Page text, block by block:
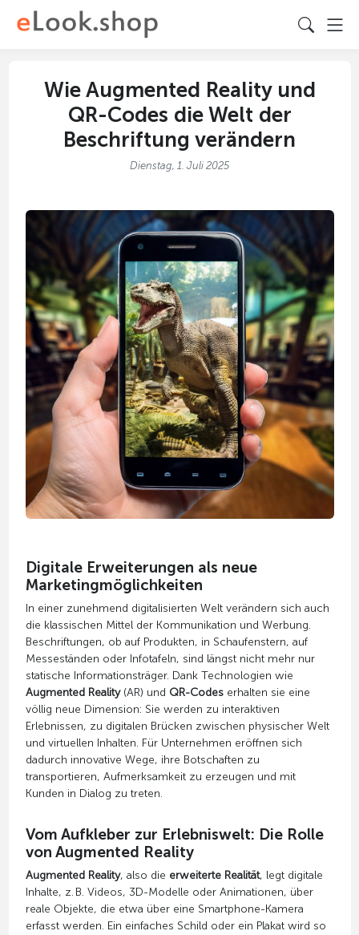
Wie Augmented Reality und
QR-Codes die Welt der
Beschriftung verändern
Dienstag, 1. Juli 2025
Digitale Erweiterungen als neue
Marketingmöglichkeiten
In einer zunehmend digitalisierten Welt verändern sich auch
die klassischen Mittel der Kommunikation und Werbung.
Beschriftungen, ob auf Produkten, in Schaufenstern, auf
Messeständen oder Infotafeln, sind längst nicht mehr nur
statische Informationsträger. Dank Technologien wie
Augmented Reality(AR) und QR-Codeserhalten sie eine
völlig neue Dimension: Sie werden zu interaktiven
Erlebnissen, zu digitalen Brücken zwischen physischer Welt
und virtuellen Inhalten. Für Unternehmen eröffnen sich
dadurch innovative Wege, ihre Botschaften zu
transportieren, Aufmerksamkeit zu erzeugen und mit
Kunden in Dialog zu treten.
Vom Aufkleber zur Erlebniswelt: Die Rolle
von Augmented Reality
Augmented Reality, also die erweiterte Realität, legt digitale
Inhalte, z. B. Videos, 3D-Modelle oder Animationen, über
reale Objekte, die etwa über eine Smartphone-Kamera
erfasst werden. Ein einfaches Schild oder ein Plakat wird so